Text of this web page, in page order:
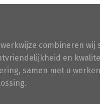
combineren wij
en
samen met u